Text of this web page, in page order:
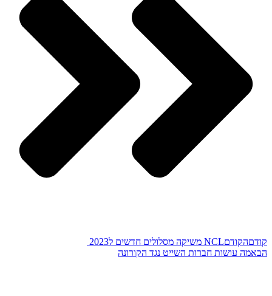
קודםהקודםNCL משיקה מסלולים חדשים ל2023
הבאמה עושות חברות השייט נגד הקורונה